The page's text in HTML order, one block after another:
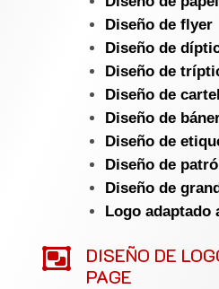
Diseño de flyer
Diseño de
Diseño de
Diseño de cartel
Diseño de
Diseño de
Diseño de
Diseño de
Logo adaptado

DISEÑO DE
PAGE